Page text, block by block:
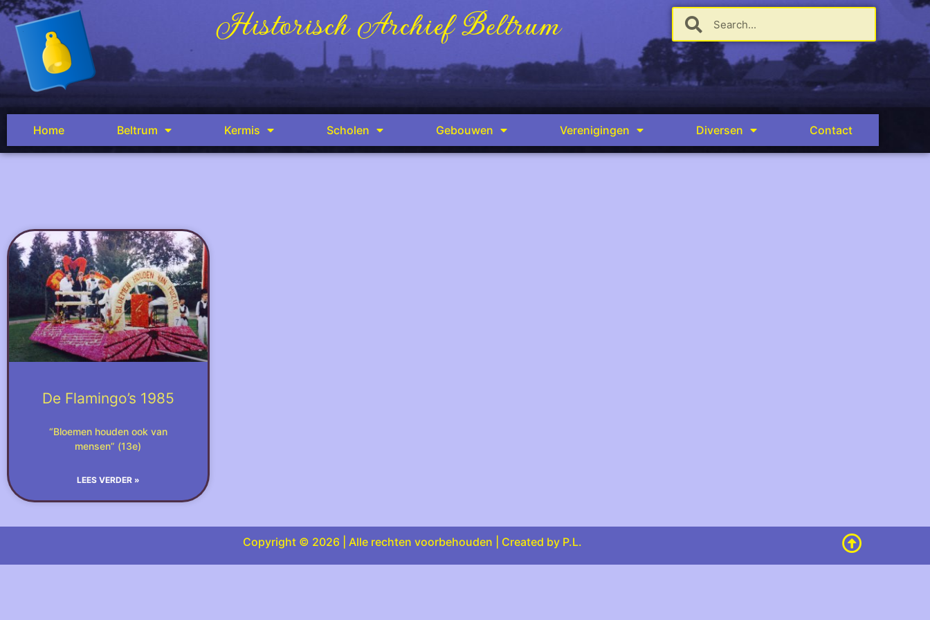
Historisch Archief Beltrum
Home Beltrum Kermis Scholen Gebouwen Verenigingen Diversen Contact
De Flamingo’s 1985
“Bloemen houden ook van
mensen” (13e)
LEES VERDER »
Copyright © 2026 | Alle rechten voorbehouden | Created by P.L.